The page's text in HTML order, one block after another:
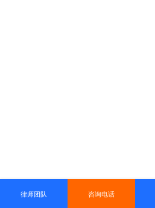
律师团队 咨询电话